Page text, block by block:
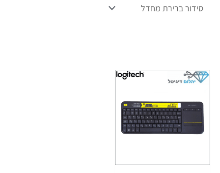
כמות של ‏מקלדת עם משטח מגע Logitech K400 Plus